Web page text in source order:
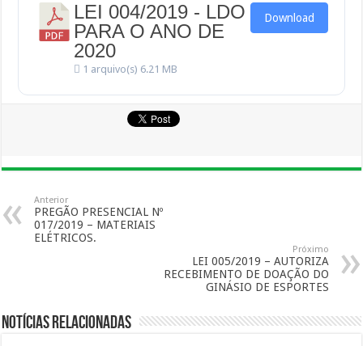
LEI 004/2019 - LDO
PARA O ANO DE
2020
1 arquivo(s) 6.21 MB
Download
Anterior
PREGÃO PRESENCIAL Nº
017/2019 – MATERIAIS
ELÉTRICOS.
Próximo
LEI 005/2019 – AUTORIZA
RECEBIMENTO DE DOAÇÃO DO
GINÁSIO DE ESPORTES
Notícias Relacionadas